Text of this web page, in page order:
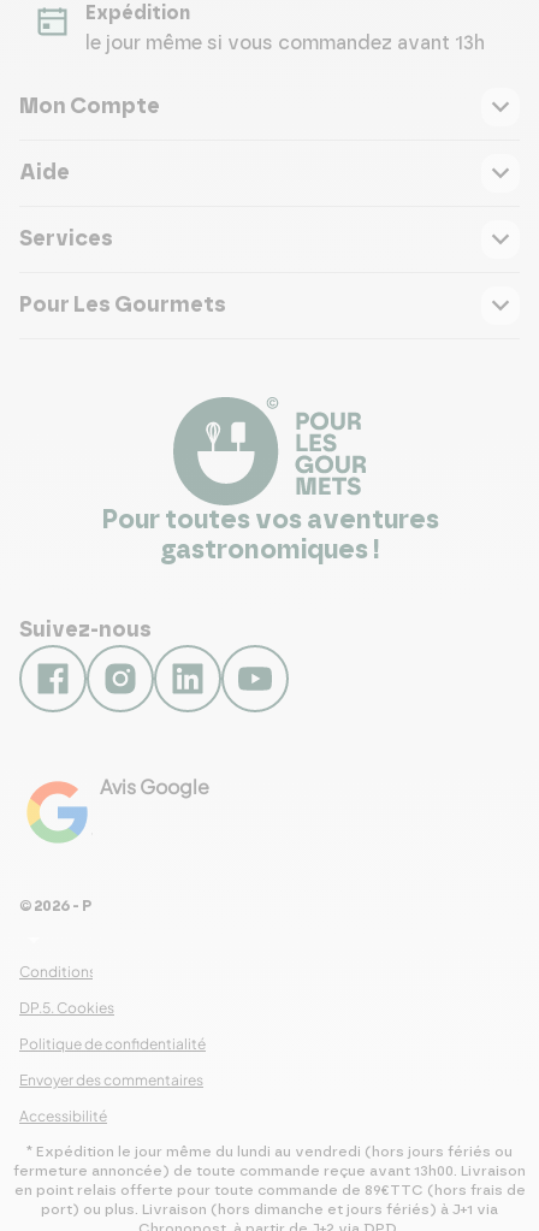
Expédition
le jour même si vous commandez avant 13h
Mon Compte
Aide
Services
Pour Les Gourmets
Pour toutes vos aventures
gastronomiques !
Suivez-nous
Avis Google
Conditions Générales de Ventes
DP.5. Cookies
Politique de confidentialité
Envoyer des commentaires
Accessibilité
© 2026 - Pour Les Gourmets
* Expédition le jour même du lundi au vendredi (hors jours fériés ou
fermeture annoncée) de toute commande reçue avant 13h00. Livraison
en point relais offerte pour toute commande de 89€TTC (hors frais de
port) ou plus. Livraison (hors dimanche et jours fériés) à J+1 via